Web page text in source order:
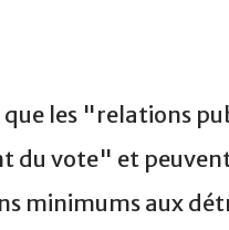
les "relations
du vote" et
minimums aux